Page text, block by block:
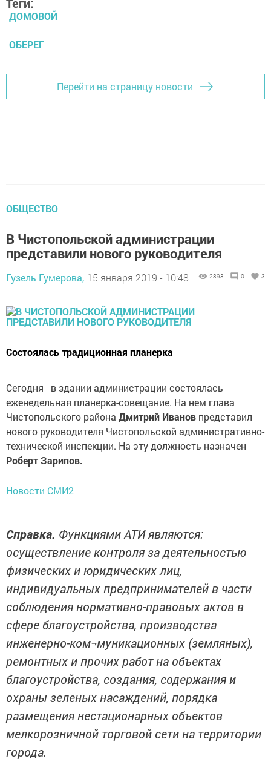
ДОМОВОЙ
ОБЕРЕГ
Перейти на страницу новости
ОБЩЕСТВО
В Чистопольской администрации
представили нового руководителя
Гузель Гумерова, 15 января 2019 - 10:48 2893 0 3
Состоялась традиционная планерка
Сегодня в здании администрации состоялась
еженедельная планерка-совещание. На нем глава
Чистопольского района Дмитрий Иванов представил
нового руководителя Чистопольской административно-
технической инспекции. На эту должность назначен
Роберт Зарипов.
Новости СМИ2
Справка. Функциями АТИ являются:
осуществление контроля за деятельностью
физических и юридических лиц,
индивидуальных предпринимателей в части
соблюдения нормативно-правовых актов в
сфере благоустройства, производства
инженерно-ком¬муникационных (земляных),
ремонтных и прочих работ на объектах
благоустройства, создания, содержания и
охраны зеленых насаждений, порядка
размещения нестационарных объектов
мелкорозничной торговой сети на территории
города.